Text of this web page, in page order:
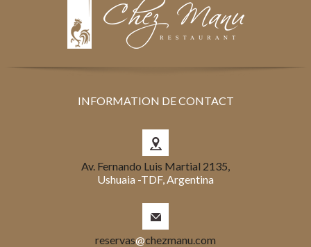
INFORMATION DE CONTACT
Av. Fernando Luis Martial 2135,
Ushuaia -TDF, Argentina
reservas@chezmanu.com